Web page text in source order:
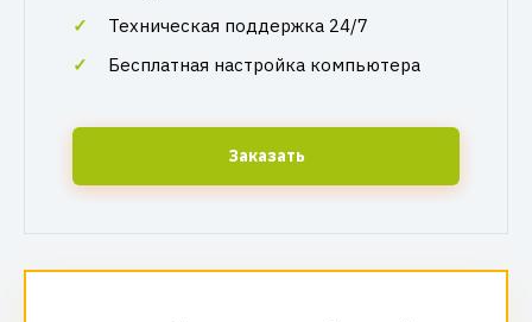
Техническая поддержка 24/7
Бесплатная настройка компьютера
Заказать